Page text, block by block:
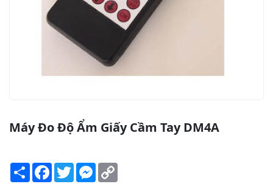
Máy Đo Độ Ẩm Giấy Cầm Tay DM4A
Share Facebook
TwitterMessenger